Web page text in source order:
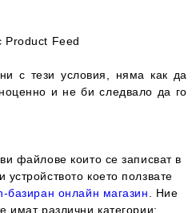
Product Feed
с тези условия, няма как да
и не би следвало да го
файлове които се записват в
което ползвате
базиран онлайн магазин . Ние
имат различни категории: